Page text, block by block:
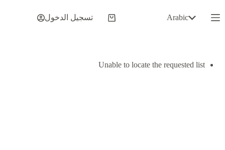
إلى
المحتوى
Arabic
عربة
تسجيل الدخول
Unable to locate the requested list